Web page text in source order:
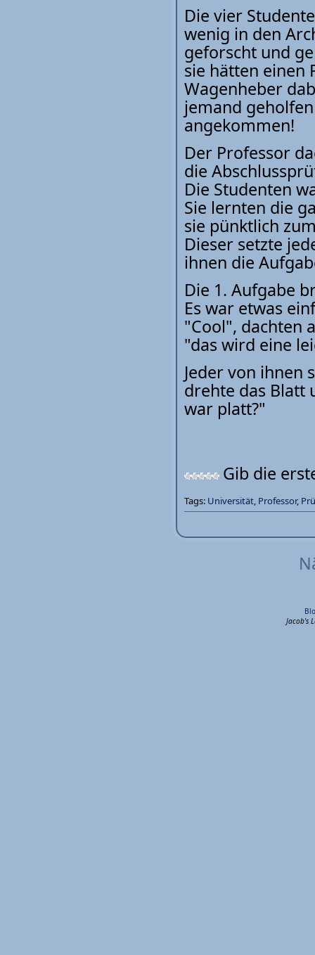
Die vier
wenig in den
geforscht und
sie hätten einen
Wagenheber
jemand
angekommen!
Der Professor
die
Die Studenten
Sie lernten die
sie pünktlich
Dieser setzte
ihnen die
Die 1. Aufgabe
Es war etwas
"Cool", dachten
"das wird eine
Jeder von ihnen
drehte das Blatt
war platt?"
Gib die
Tags: Universität, Professor,
Jacob's